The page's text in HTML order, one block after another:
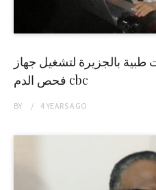
طبية بالجزيرة لتشغيل جهاز
فحص الدم cbc
BY 4 YEARSAGO